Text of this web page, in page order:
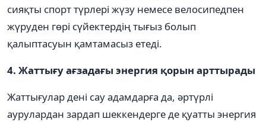
сияқты спорт түрлері жүзу немесе велосипедпен
жүруден гөрі сүйектердің тығыз болып
қалыптасуын қамтамасыз етеді.
4. Жаттығу ағзадағы энергия қорын арттырады
Жаттығулар дені сау адамдарға да, әртүрлі
аурулардан зардап шеккендерге де қуатты энергия